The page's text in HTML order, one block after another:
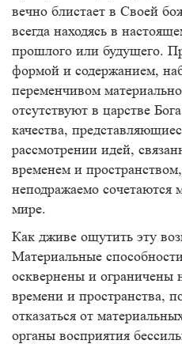
вечно блистает в Своей
всегда находясь в
прошлого или будущего.
формой и содержанием,
переменчивом
отсутствуют в царстве
качества,
рассмотрении идей,
временем и
неподражаемо сочетаются
мире.
Как дживе ощутить эту
Материальные
осквернены и ограничены
времени и пространства,
отказаться от
органы восприятия